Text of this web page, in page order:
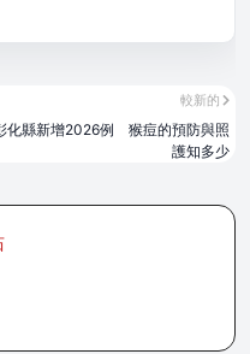
較新的
化縣新增2026例 猴痘的預防與照
護知多少